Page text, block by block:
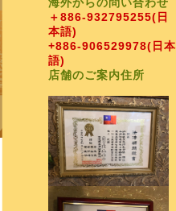
＋886-932795255(日
本語)
+886-906529978(日本
語)
店舗のご案内住所